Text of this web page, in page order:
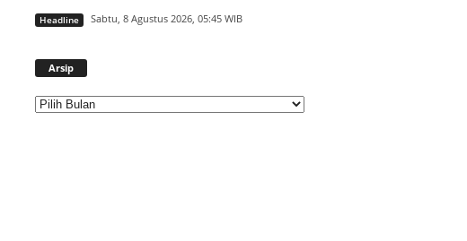
Headline Sabtu, 8 Agustus 2026, 05:45 WIB
Arsip